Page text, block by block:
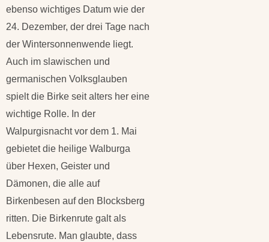
ebenso wichtiges Datum wie der
24. Dezember, der drei Tage nach
der Wintersonnenwende liegt.
Auch im slawischen und
germanischen Volksglauben
spielt die Birke seit alters her eine
wichtige Rolle. In der
Walpurgisnacht vor dem 1. Mai
gebietet die heilige Walburga
über Hexen, Geister und
Dämonen, die alle auf
Birkenbesen auf den Blocksberg
ritten. Die Birkenrute galt als
Lebensrute. Man glaubte, dass